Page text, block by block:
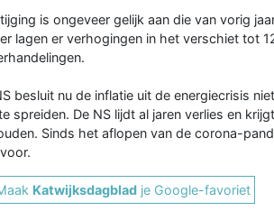
is ongeveer gelijk aan die van vorig
lagen er verhogingen in het verschiet tot
besluit nu de inflatie uit de energiecrisis
spreiden. De NS lijdt al jaren verlies en
Sinds het aflopen van de corona-
Katwijksdagblad je Google-favoriet